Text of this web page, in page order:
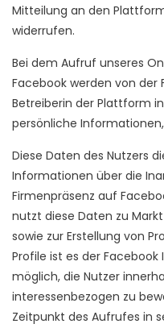
Mitteilung an den
widerrufen.
Bei dem Aufruf unseres
Facebook werden von der
Betreiberin der Plattform in
persönliche
Diese Daten des Nutzers
Informationen über die
Firmenpräsenz auf
nutzt diese Daten zu
sowie zur Erstellung von
Profile ist es der Facebook
möglich, die Nutzer
interessenbezogen zu
Zeitpunkt des Aufrufes in